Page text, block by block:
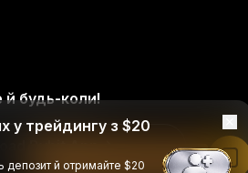
й будь-коли!
у трейдингу з $20
депозит й отримайте $20
Читати в застосунку Bybit